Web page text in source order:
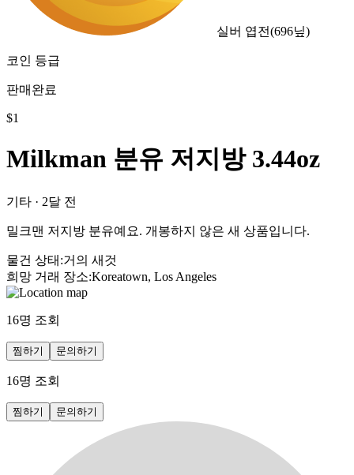
실버 엽전(696닢)
코인 등급
판매완료
$1
Milkman 분유 저지방 3.44oz
기타 · 2달 전
밀크맨 저지방 분유예요. 개봉하지 않은 새 상품입니다.
물건 상태 :거의 새것
희망 거래 장소:Koreatown, Los Angeles
16명 조회
찜하기 문의하기
16명 조회
찜하기 문의하기